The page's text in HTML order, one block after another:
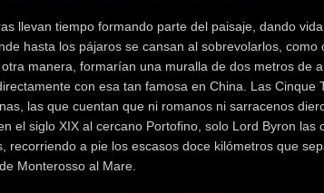
llevan tiempo formando parte del paisaje, dando
hasta los pájaros se cansan al sobrevolarlos, como
manera, formarían una muralla de dos metros de
con esa tan famosa en China. Las Cinque
las que cuentan que ni romanos ni sarracenos
el siglo XIX al cercano Portofino, solo Lord Byron las
recorriendo a pie los escasos doce kilómetros que
Monterosso al Mare.